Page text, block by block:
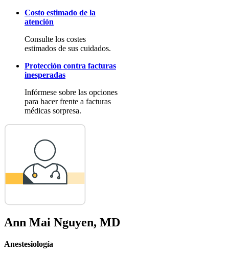
Costo estimado de la
atención
Consulte los costes
estimados de sus cuidados.
Protección contra facturas
inesperadas
Infórmese sobre las opciones
para hacer frente a facturas
médicas sorpresa.
Ann Mai Nguyen, MD
Anestesiología